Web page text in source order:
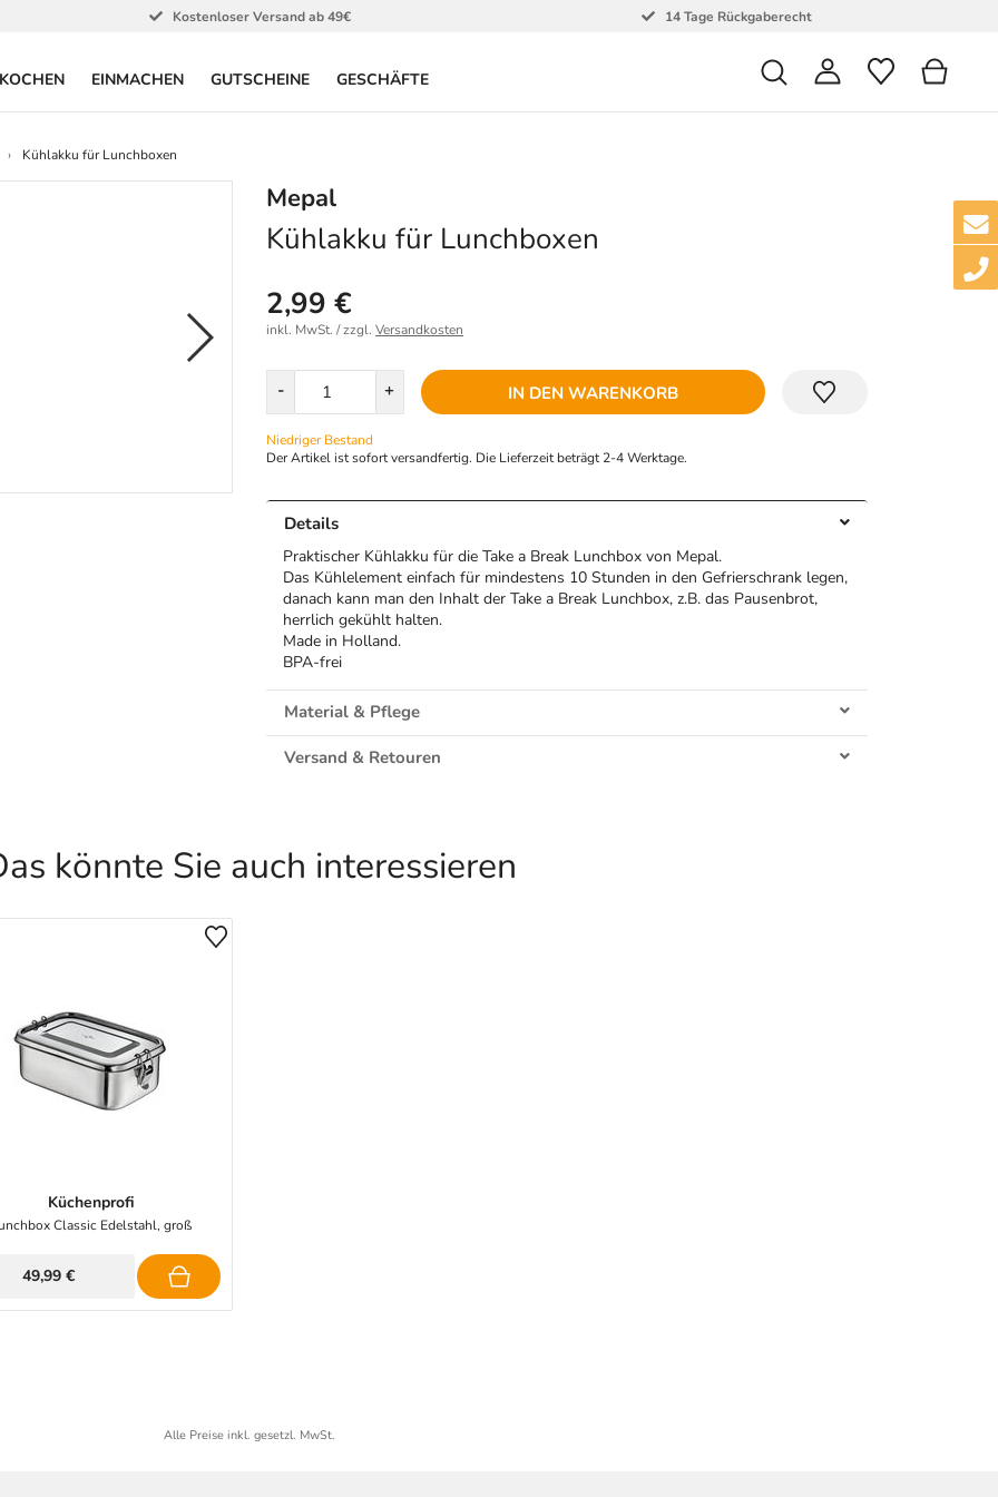
Kostenloser Versand ab 49€ 14 Tage Rückgaberecht
KOCHEN EINMACHEN GUTSCHEINE GESCHÄFTE
Kühlakku für Lunchboxen
Mepal
Kühlakku für Lunchboxen
2,99 €
inkl. MwSt. / zzgl. Versandkosten
- + IN DEN WARENKORB
Niedriger Bestand
Der Artikel ist sofort versandfertig. Die Lieferzeit beträgt 2-4 Werktage.
Details
Praktischer Kühlakku für die Take a Break Lunchbox von Mepal.
Das Kühlelement einfach für mindestens 10 Stunden in den Gefrierschrank legen,
danach kann man den Inhalt der Take a Break Lunchbox, z.B. das Pausenbrot,
herrlich gekühlt halten.
Made in Holland.
BPA-frei
Material & Pflege
Versand & Retouren
könnte Sie auch interessieren
Küchenprofi
Classic Edelstahl, groß
49,99 €
Alle Preise inkl. gesetzl. MwSt.